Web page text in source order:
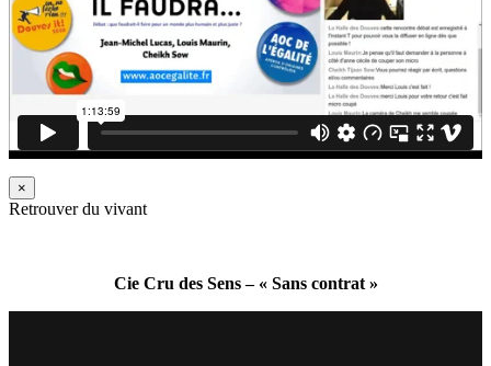
×
Retrouver du vivant
Cie Cru des Sens – « Sans contrat »